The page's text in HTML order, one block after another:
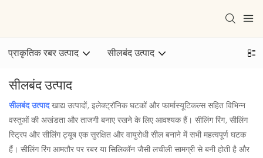
प्राकृतिक रबर उत्पाद सीलबंद उत्पाद
सीलबंद उत्पाद
सीलबंद उत्पादखाद्य उत्पादों, इलेक्ट्रॉनिक घटकों और फार्मास्यूटिकल्स सहित विभिन्न
वस्तुओं की अखंडता और ताजगी बनाए रखने के लिए आवश्यक हैं। सीलिंग रिंग, सीलिंग
स्ट्रिप और सीलिंग ट्यूब एक सुरक्षित और वायुरोधी सील बनाने में सभी महत्वपूर्ण घटक
हैं। सीलिंग रिंग आमतौर पर रबर या सिलिकॉन जैसी लचीली सामग्री से बनी होती है और